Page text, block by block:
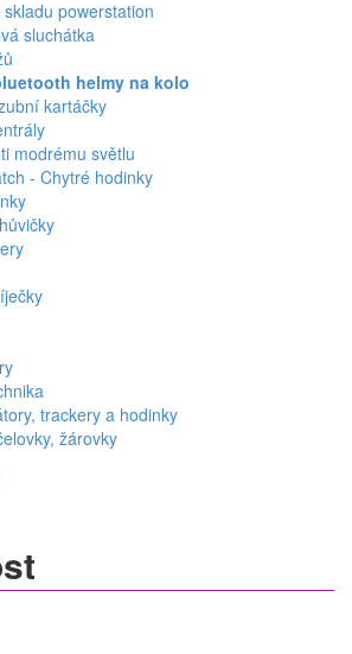
powerstation
sluchátka
helmy na kolo
kartáčky
modrému světlu
- Chytré hodinky
trackery a hodinky
žárovky